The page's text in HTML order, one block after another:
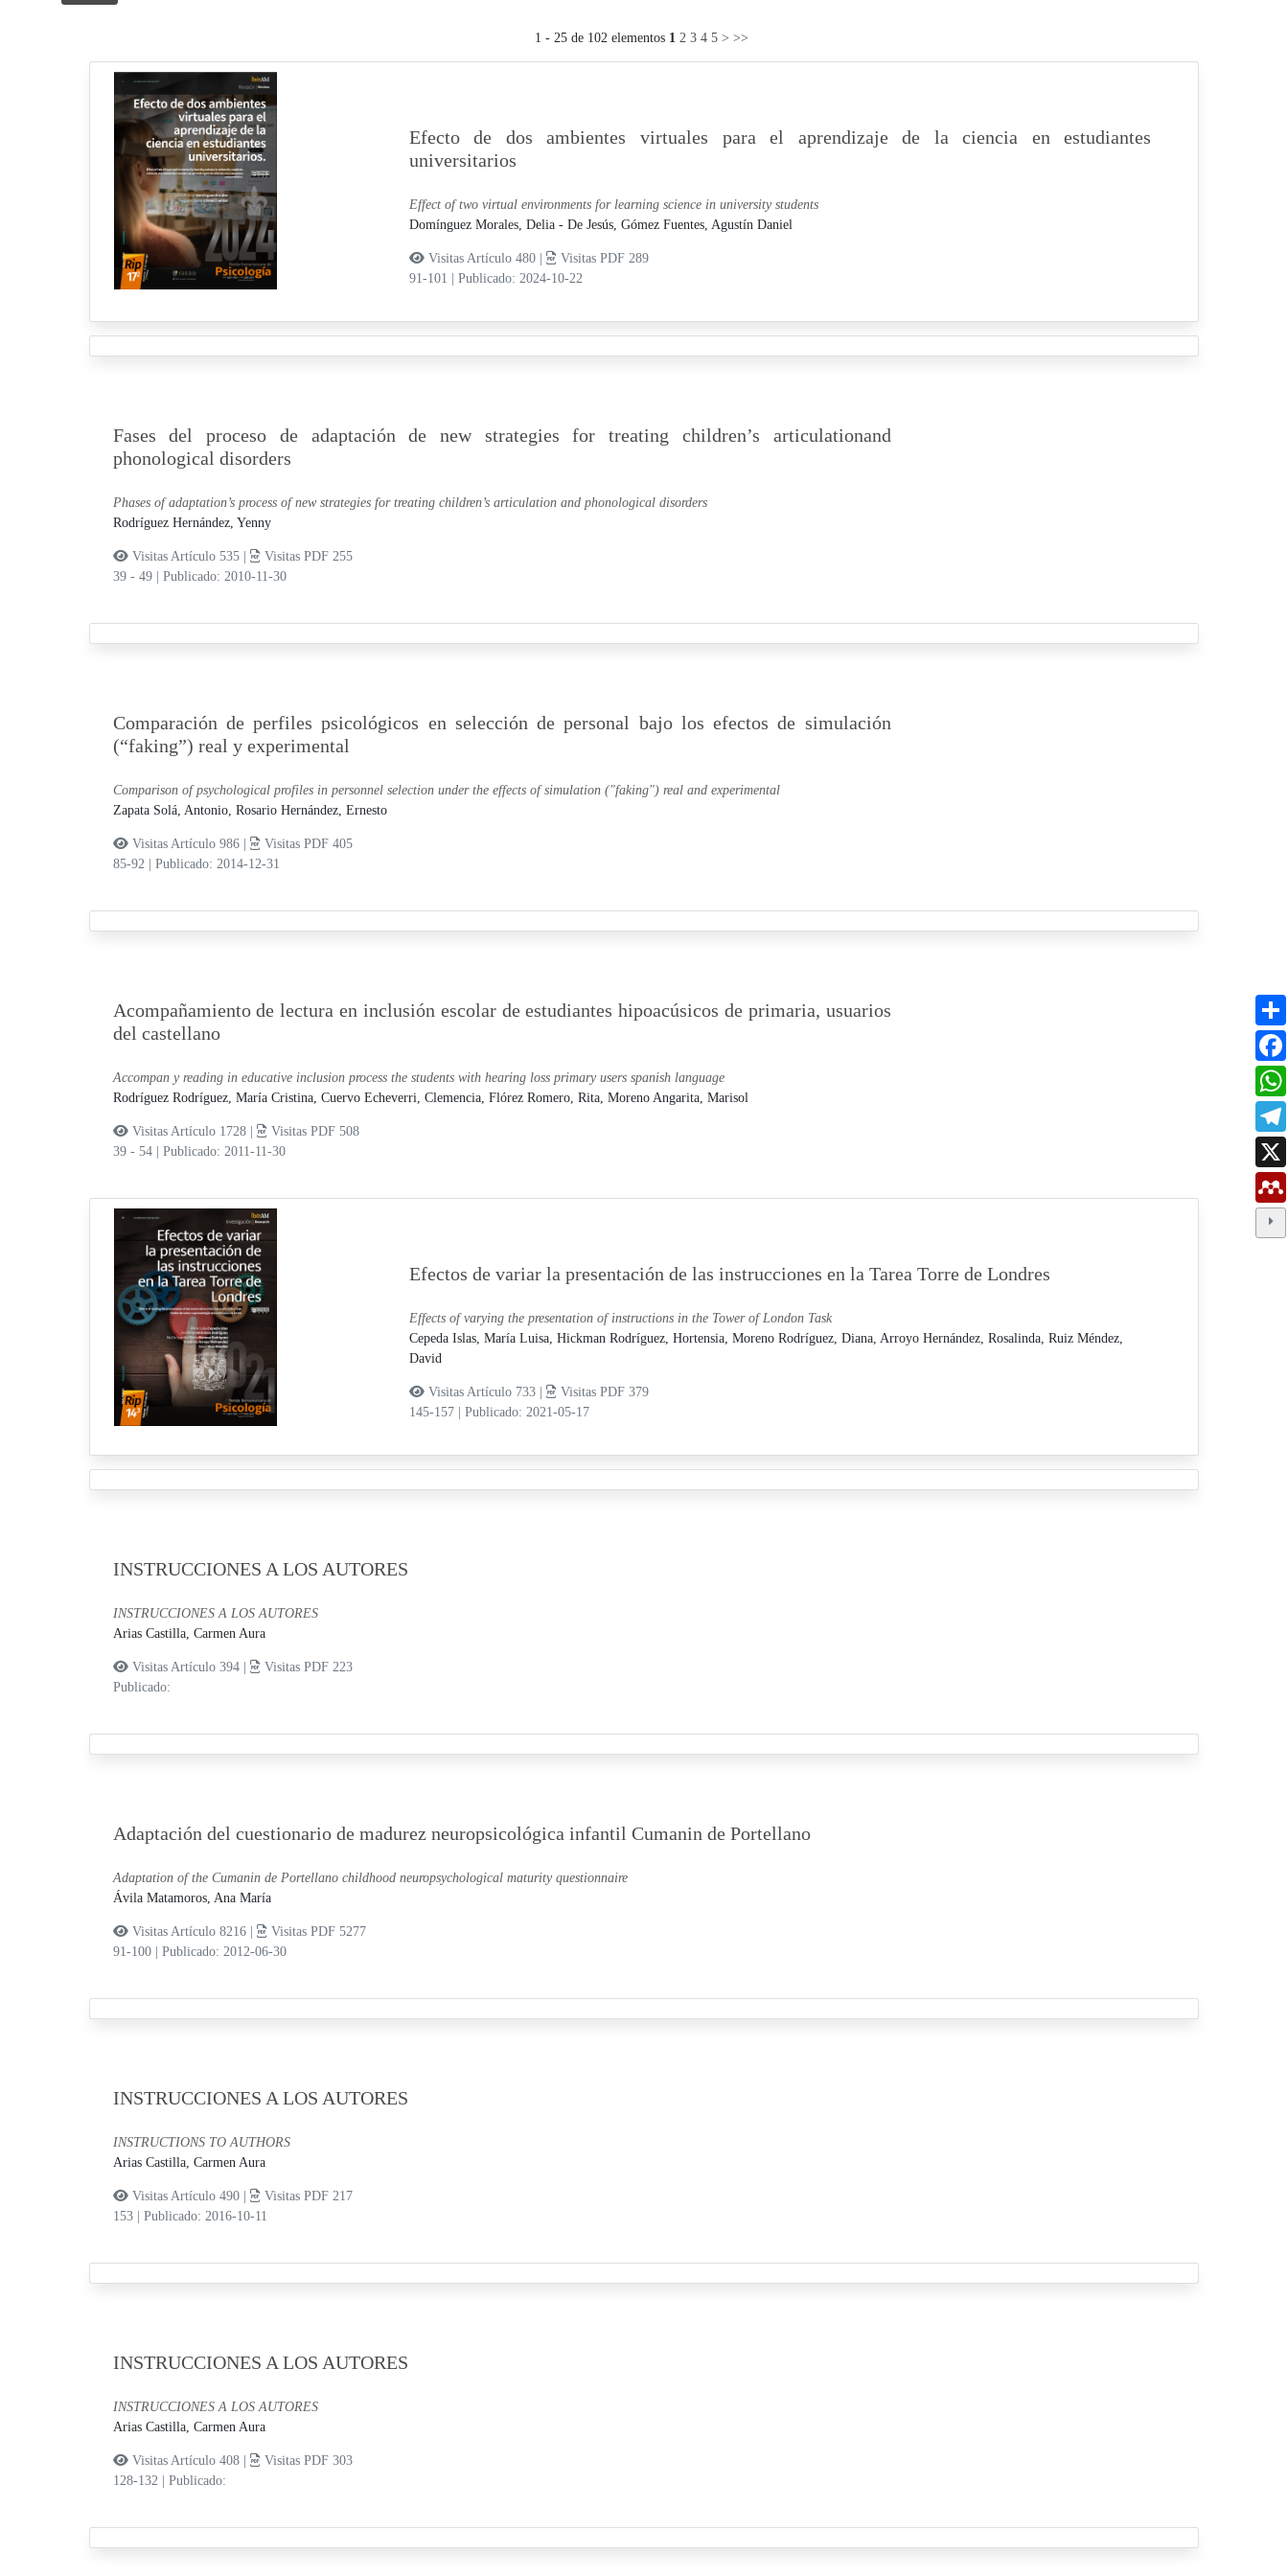
1 - 25 de 102 elementos 1 2 3 4 5 > >>
Efecto de dos ambientes virtuales para el aprendizaje de la ciencia en estudiantes
universitarios
Effect of two virtual environments for learning science in university students
Domínguez Morales, Delia - De Jesús, Gómez Fuentes, Agustín Daniel
Visitas Artículo 480 |
Visitas PDF 289
91-101
Publicado: 2024-10-22
Fases del proceso de adaptación de new strategies for treating children’s articulationand
phonological disorders
Phases of adaptation’s process of new strategies for treating children’s articulation and phonological disorders
Rodríguez Hernández, Yenny
Visitas Artículo 535 |
Visitas PDF 255
39 - 49
Publicado: 2010-11-30
Comparación de perfiles psicológicos en selección de personal bajo los efectos de simulación
(“faking”) real y experimental
Comparison of psychological profiles in personnel selection under the effects of simulation ("faking") real and experimental
Zapata Solá, Antonio, Rosario Hernández, Ernesto
Visitas Artículo 986 |
Visitas PDF 405
85-92
Publicado: 2014-12-31
Acompañamiento de lectura en inclusión escolar de estudiantes hipoacúsicos de primaria, usuarios
del castellano
Accompan y reading in educative inclusion process the students with hearing loss primary users spanish language
Rodríguez Rodríguez, María Cristina, Cuervo Echeverri, Clemencia, Flórez Romero, Rita, Moreno Angarita, Marisol
Visitas Artículo 1728 |
Visitas PDF 508
39 - 54
Publicado: 2011-11-30
Efectos de variar la presentación de las instrucciones en la Tarea Torre de Londres
Effects of varying the presentation of instructions in the Tower of London Task
Cepeda Islas, María Luisa, Hickman Rodríguez, Hortensia, Moreno Rodríguez, Diana, Arroyo Hernández, Rosalinda, Ruiz Méndez,
David
Visitas Artículo 733 |
Visitas PDF 379
145-157
Publicado: 2021-05-17
INSTRUCCIONES A LOS AUTORES
INSTRUCCIONES A LOS AUTORES
Arias Castilla, Carmen Aura
Visitas Artículo 394 |
Visitas PDF 223
Publicado:
Adaptación del cuestionario de madurez neuropsicológica infantil Cumanin de Portellano
Adaptation of the Cumanin de Portellano childhood neuropsychological maturity questionnaire
Ávila Matamoros, Ana María
Visitas Artículo 8216 |
Visitas PDF 5277
91-100
Publicado: 2012-06-30
INSTRUCCIONES A LOS AUTORES
INSTRUCTIONS TO AUTHORS
Arias Castilla, Carmen Aura
Visitas Artículo 490 |
Visitas PDF 217
153
Publicado: 2016-10-11
INSTRUCCIONES A LOS AUTORES
INSTRUCCIONES A LOS AUTORES
Arias Castilla, Carmen Aura
Visitas Artículo 408 |
Visitas PDF 303
128-132
Publicado: